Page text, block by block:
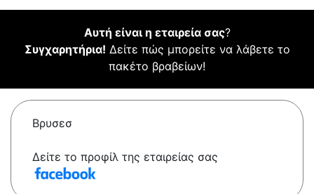
Αυτή είναι η εταιρεία σας?
Συγχαρητήρια! Δείτε πώς μπορείτε να λάβετε το
πακέτο βραβείων!
Βρυσεσ
Δείτε το προφίλ της εταιρείας σας